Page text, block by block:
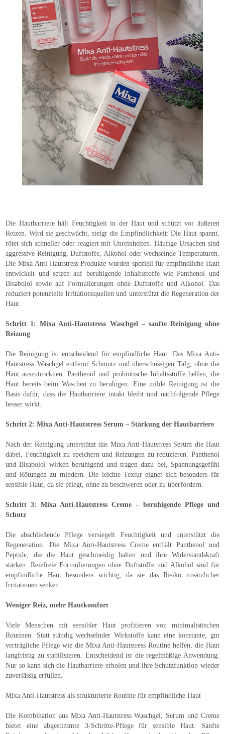
Die Hautbarriere hält Feuchtigkeit in der Haut und schützt vor äußeren
Reizen. Wird sie geschwächt, steigt die Empfindlichkeit: Die Haut spannt,
rötet sich schneller oder reagiert mit Unreinheiten. Häufige Ursachen sind
aggressive Reinigung, Duftstoffe, Alkohol oder wechselnde Temperaturen.
Die Mixa Anti-Hautstress Produkte wurden speziell für empfindliche Haut
entwickelt und setzen auf beruhigende Inhaltsstoffe wie Panthenol und
Bisabolol sowie auf Formulierungen ohne Duftstoffe und Alkohol. Das
reduziert potenzielle Irritationsquellen und unterstützt die Regeneration der
Haut.
Schritt 1: Mixa Anti-Hautstress Waschgel – sanfte Reinigung ohne
Reizung
Die Reinigung ist entscheidend für empfindliche Haut. Das Mixa Anti-
Hautstress Waschgel entfernt Schmutz und überschüssigen Talg, ohne die
Haut auszutrocknen. Panthenol und probiotische Inhaltsstoffe helfen, die
Haut bereits beim Waschen zu beruhigen. Eine milde Reinigung ist die
Basis dafür, dass die Hautbarriere intakt bleibt und nachfolgende Pflege
besser wirkt.
Schritt 2: Mixa Anti-Hautstress Serum – Stärkung der Hautbarriere
Nach der Reinigung unterstützt das Mixa Anti-Hautstress Serum die Haut
dabei, Feuchtigkeit zu speichern und Reizungen zu reduzieren. Panthenol
und Bisabolol wirken beruhigend und tragen dazu bei, Spannungsgefühl
und Rötungen zu mindern. Die leichte Textur eignet sich besonders für
sensible Haut, da sie pflegt, ohne zu beschweren oder zu überfordern.
Schritt 3: Mixa Anti-Hautstress Creme – beruhigende Pflege und
Schutz
Die abschließende Pflege versiegelt Feuchtigkeit und unterstützt die
Regeneration. Die Mixa Anti-Hautstress Creme enthält Panthenol und
Peptide, die die Haut geschmeidig halten und ihre Widerstandskraft
stärken. Reizfreie Formulierungen ohne Duftstoffe und Alkohol sind für
empfindliche Haut besonders wichtig, da sie das Risiko zusätzlicher
Irritationen senken.
Weniger Reiz, mehr Hautkomfort
Viele Menschen mit sensibler Haut profitieren von minimalistischen
Routinen. Statt ständig wechselnder Wirkstoffe kann eine konstante, gut
verträgliche Pflege wie die Mixa Anti-Hautstress Routine helfen, die Haut
langfristig zu stabilisieren. Entscheidend ist die regelmäßige Anwendung:
Nur so kann sich die Hautbarriere erholen und ihre Schutzfunktion wieder
zuverlässig erfüllen.
Mixa Anti-Hautstress als strukturierte Routine für empfindliche Haut
Die Kombination aus Mixa Anti-Hautstress Waschgel, Serum und Creme
bietet eine abgestimmte 3-Schritte-Pflege für sensible Haut. Sanfte